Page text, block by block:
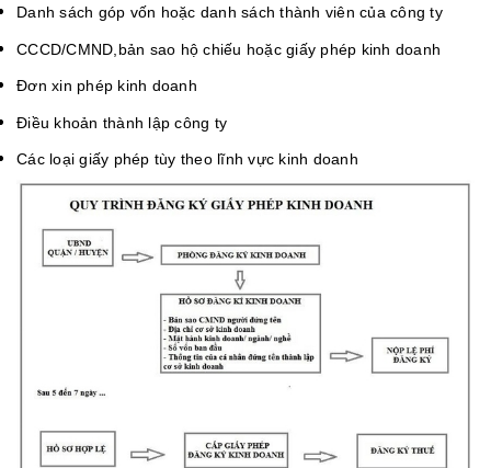
Danh sách góp vốn hoặc danh sách thành viên của công ty
CCCD/CMND,bản sao hộ chiếu hoặc giấy phép kinh doanh
Đơn xin phép kinh doanh
Điều khoản thành lập công ty
Các loại giấy phép tùy theo lĩnh vực kinh doanh